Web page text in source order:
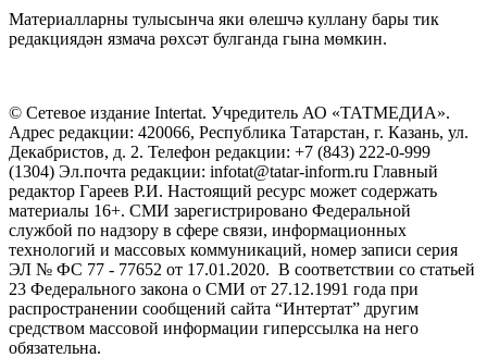
Материалларны тулысынча яки өлешчә куллану бары тик
редакциядән язмача рөхсәт булганда гына мөмкин.
© Сетевое издание Intertat. Учредитель АО «ТАТМЕДИА».
Адрес редакции: 420066, Республика Татарстан, г. Казань, ул.
Декабристов, д. 2. Телефон редакции: +7 (843) 222-0-999
(1304) Эл.почта редакции: infotat@tatar-inform.ru Главный
редактор Гареев Р.И. Настоящий ресурс может содержать
материалы 16+. СМИ зарегистрировано Федеральной
службой по надзору в сфере связи, информационных
технологий и массовых коммуникаций, номер записи серия
ЭЛ № ФС 77 - 77652 от 17.01.2020. В соответствии со статьей
23 Федерального закона о СМИ от 27.12.1991 года при
распространении сообщений сайта “Интертат” другим
средством массовой информации гиперссылка на него
обязательна.